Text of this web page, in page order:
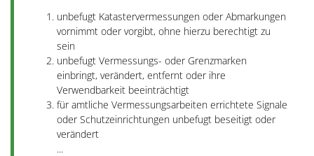
unbefugt Katastervermessungen oder Abmarkungen
vornimmt oder vorgibt, ohne hierzu berechtigt zu
sein
unbefugt Vermessungs- oder Grenzmarken
einbringt, verändert, entfernt oder ihre
Verwendbarkeit beeinträchtigt
für amtliche Vermessungsarbeiten errichtete Signale
oder Schutzeinrichtungen unbefugt beseitigt oder
verändert
...